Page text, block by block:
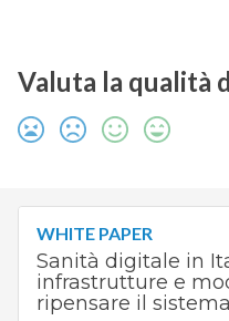
Valuta la qualità
WHITE PAPER
Sanità digitale in
infrastrutture e
ripensare il sistema